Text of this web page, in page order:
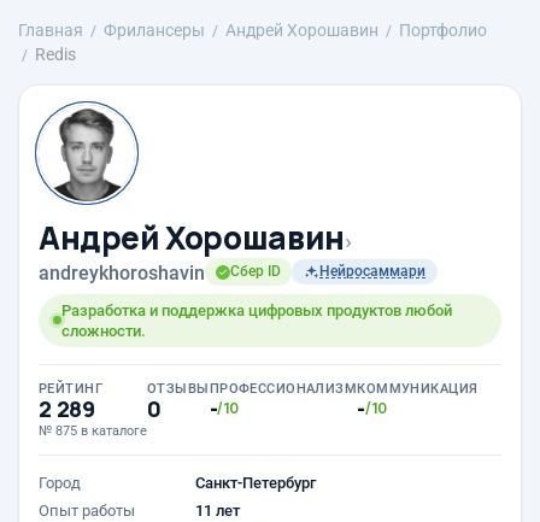
Главная Фрилансеры Андрей Хорошавин
Портфолио
Redis
Андрей Хорошавин›
andreykhoroshavin Сбер ID Нейросаммари
Разработка и поддержка цифровых продуктов любой
сложности.
РЕЙТИНГ
2 289
№ 875 в каталоге
ОТЗЫВЫ
0
ПРОФЕССИОНАЛИЗМ
-/10
КОММУНИКАЦИЯ
-/10
Город
Санкт-Петербург
Опыт работы
11 лет